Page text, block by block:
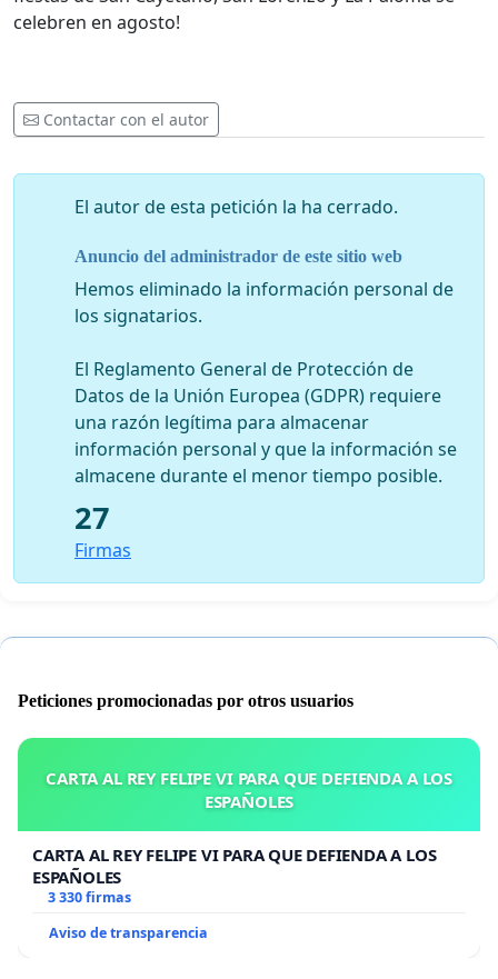
celebren en agosto!
Contactar con el autor
El autor de esta petición la ha cerrado.
Anuncio del administrador de este sitio web
Hemos eliminado la información personal de
los signatarios.
El Reglamento General de Protección de
Datos de la Unión Europea (GDPR) requiere
una razón legítima para almacenar
información personal y que la información se
almacene durante el menor tiempo posible.
27
Firmas
Peticiones promocionadas por otros usuarios
CARTA AL REY FELIPE VI PARA QUE DEFIENDA A LOS
ESPAÑOLES
CARTA AL REY FELIPE VI PARA QUE DEFIENDA A LOS
ESPAÑOLES
3 330 firmas
Aviso de transparencia